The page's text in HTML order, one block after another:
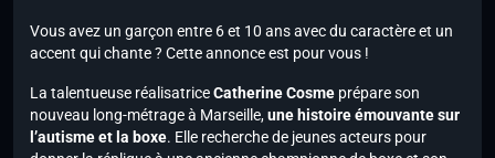
Vous avez un garçon entre 6 et 10 ans avec du caractère et un
accent qui chante ? Cette annonce est pour vous !
La talentueuse réalisatriceCatherine Cosme prépare son
nouveau long-métrage à Marseille,une histoire émouvante sur
l’autisme et la boxe. Elle recherche de jeunes acteurs pour